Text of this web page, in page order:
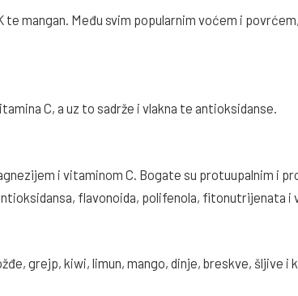
te mangan. Među svim popularnim voćem i
C, a uz to sadrže i vlakna te antioksidanse.
i vitaminom C. Bogate su protuupalnim i
flavonoida, polifenola, fitonutrijenata i
grejp, kiwi, limun, mango, dinje, breskve, šljive i